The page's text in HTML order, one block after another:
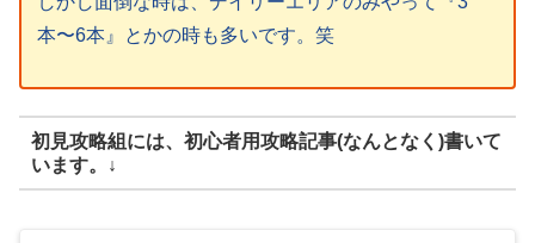
本〜6本』とかの時も多いです。笑
初見攻略組には、初心者用攻略記事(なんとなく)書いて
います。↓